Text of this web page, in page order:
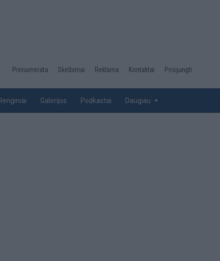
Desktop
top
Prenumerata Skelbimai Reklama Kontaktai Prisijungti
Galerijos Podkastai Daugiau